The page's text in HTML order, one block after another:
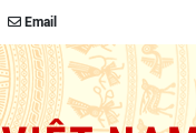
Email